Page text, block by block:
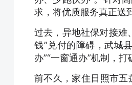
求，将优质服务真正送
过去，异地社保对接难
钱”兑付的障碍，武城
办”“一窗通办”机制，
前不久，家住日照市